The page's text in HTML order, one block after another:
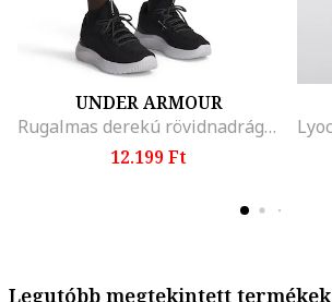
UNDER ARMOUR
Rugalmas derekú rövidnadrág, Világosszürke
12.199 Ft
Legutóbb megtekintett termékek